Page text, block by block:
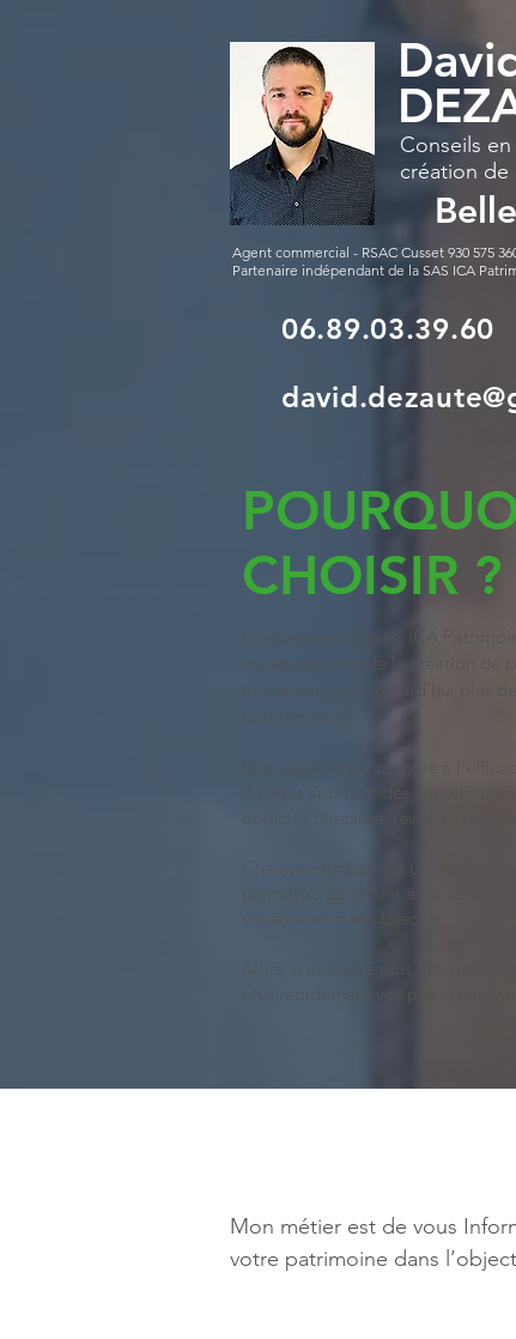
Conseils
création de
Agent commercial - RSAC Cusset 930 575
Partenaire indépendant de la SAS ICA
06.89.03.39.60
CHOISIR ?
En quelques années, ICA
incontournable de la création de
accompagnent aujourd’hui plus
patrimoniaux.
Mon expérience couplée à
de vous apporter des conseils
objectifs : fiscalité, revenus,
Chaque situation est unique, et
permettra de définir avec vous
situation et à vos besoins.
Alors, n'attendez plus, et vous
plus rapidement vos projets de vie !
Mon métier est de vous
votre patrimoine dans